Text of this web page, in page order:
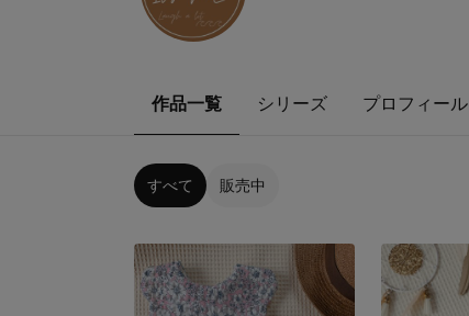
作品一覧 シリーズ プロフィール
すべて 販売中